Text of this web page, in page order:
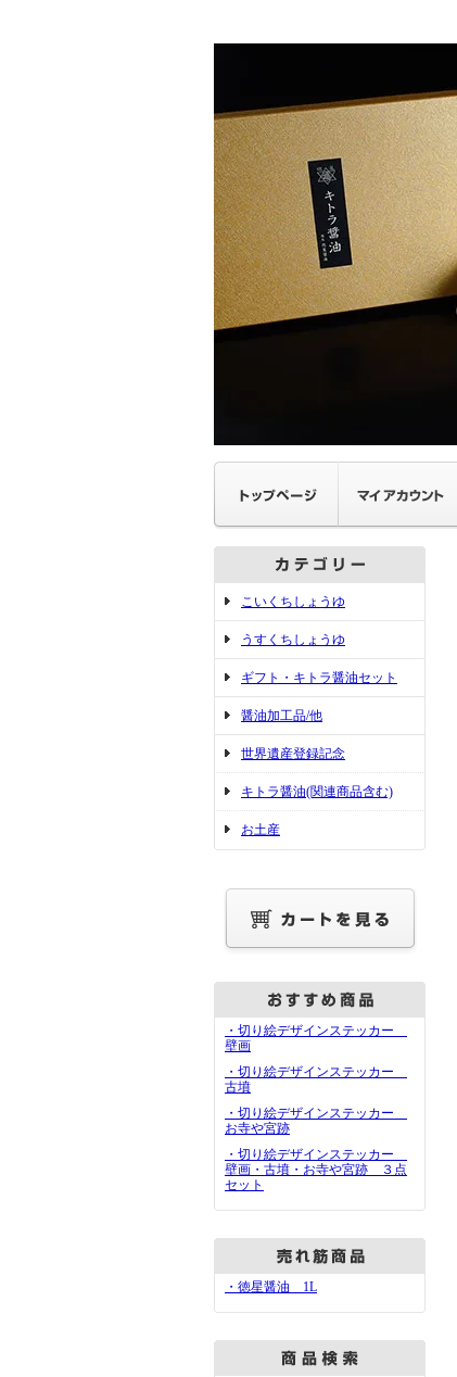
こいくちしょうゆ
うすくちしょうゆ
ギフト・キトラ醤油セット
醤油加工品/他
世界遺産登録記念
キトラ醤油(関連商品含む)
お土産
・切り絵デザインステッカー
壁画
・切り絵デザインステッカー
古墳
・切り絵デザインステッカー
お寺や宮跡
・切り絵デザインステッカー
壁画・古墳・お寺や宮跡 ３点
セット
・徳星醤油 1L